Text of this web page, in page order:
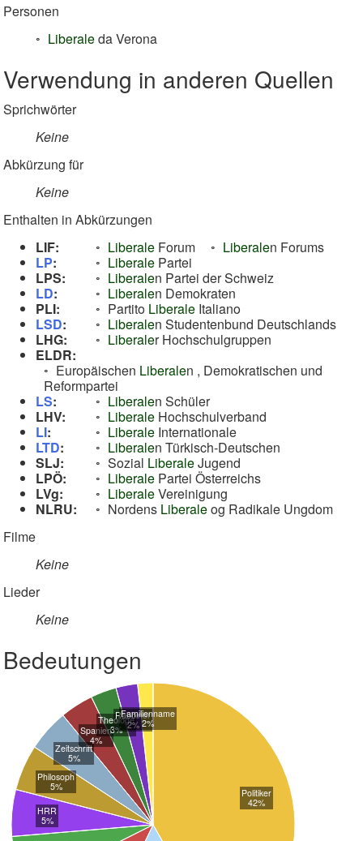
Personen
Liberaleda Verona
Verwendung in anderen Quellen
Sprichwörter
Keine
Abkürzung für
Keine
Enthalten in Abkürzungen
LIF:
Liberale Forum Liberalen Forums
LP: Liberale Partei
LPS:
Liberalen Partei der Schweiz
LD: Liberalen Demokraten
PLI:
Partito Liberale Italiano
LSD: Liberalen Studentenbund Deutschlands
LHG:
Liberaler Hochschulgruppen
ELDR:
Europäischen Liberalen , Demokratischen und
Reformpartei
LS: Liberalen Schüler
LHV:
Liberale Hochschulverband
LI: Liberale Internationale
LTD: Liberalen Türkisch-Deutschen
SLJ:
Sozial LiberaleJugend
LPÖ:
Liberale Partei Österreichs
LVg:
LiberaleVereinigung
NLRU:
Nordens Liberaleog Radikale Ungdom
Filme
Keine
Lieder
Keine
Bedeutungen
Politiker
42%
HRR
5%
Philosoph
5%
Zeitschrift
5%
Spanien
4%
Theologe
3%
Rabbiner
2%
Familienname
2%